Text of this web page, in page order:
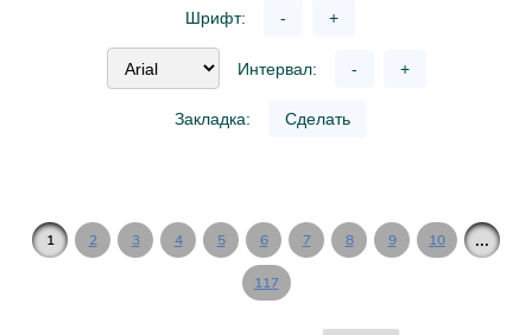
Шрифт: - +
Интервал: - +
Закладка: Сделать
1 2 3 4 5 6 7 8 9 10 ...
117